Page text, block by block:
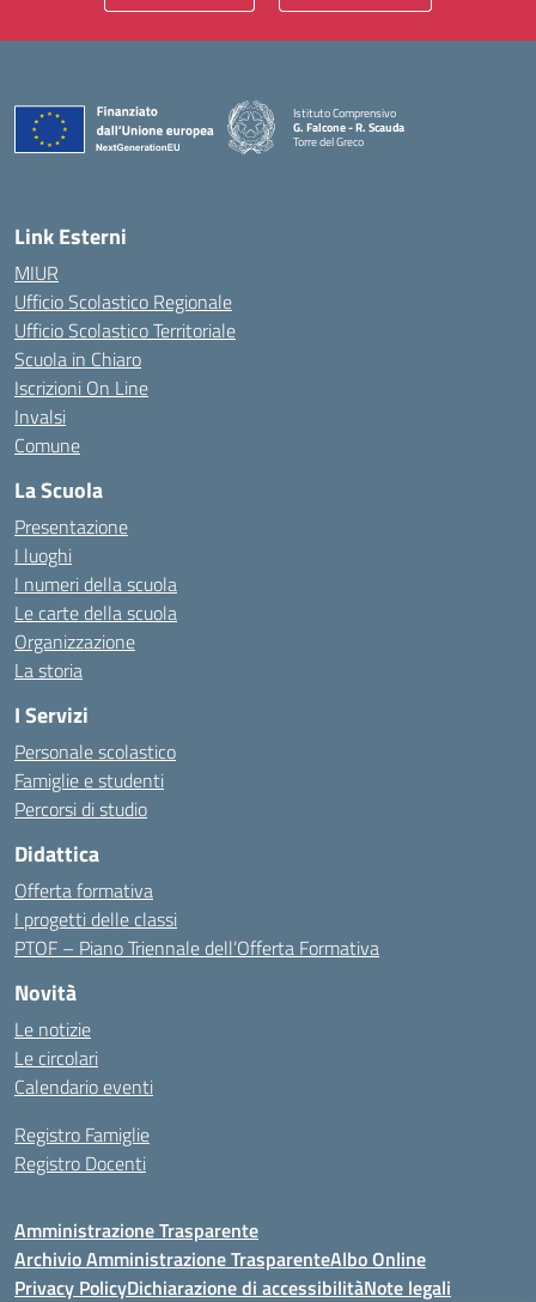
Istituto Comprensivo
G. Falcone - R. Scauda
Torre del Greco
Link Esterni
MIUR
Ufficio Scolastico Regionale
Ufficio Scolastico Territoriale
Scuola in Chiaro
Iscrizioni On Line
Invalsi
Comune
La Scuola
Presentazione
I luoghi
I numeri della scuola
Le carte della scuola
Organizzazione
La storia
I Servizi
Personale scolastico
Famiglie e studenti
Percorsi di studio
Didattica
Offerta formativa
I progetti delle classi
PTOF – Piano Triennale dell’Offerta Formativa
Novità
Le notizie
Le circolari
Calendario eventi
Registro Famiglie
Registro Docenti
Amministrazione Trasparente
Archivio Amministrazione TrasparenteAlbo Online
Privacy PolicyDichiarazione di accessibilitàNote legali